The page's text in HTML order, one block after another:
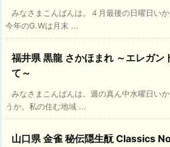
みなさまこんばんは。４月最後の日曜日いか
今年のG.Wは月末 ...
福井県 黒龍 さかほまれ ～エレガン
て～
みなさまこんばんは。週の真ん中水曜日い
うか。私の住む地域 ...
山口県 金雀 秘伝隠生酛 Classics